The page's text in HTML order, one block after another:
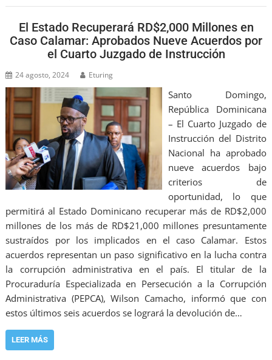
El Estado Recuperará RD$2,000 Millones en
Caso Calamar: Aprobados Nueve Acuerdos por
el Cuarto Juzgado de Instrucción
24 agosto, 2024 Eturing
Santo Domingo,
República Dominicana
– El Cuarto Juzgado de
Instrucción del Distrito
Nacional ha aprobado
nueve acuerdos bajo
criterios de
oportunidad, lo que
permitirá al Estado Dominicano recuperar más de RD$2,000
millones de los más de RD$21,000 millones presuntamente
sustraídos por los implicados en el caso Calamar. Estos
acuerdos representan un paso significativo en la lucha contra
la corrupción administrativa en el país. El titular de la
Procuraduría Especializada en Persecución a la Corrupción
Administrativa (PEPCA), Wilson Camacho, informó que con
estos últimos seis acuerdos se logrará la devolución de…
LEER MÁS